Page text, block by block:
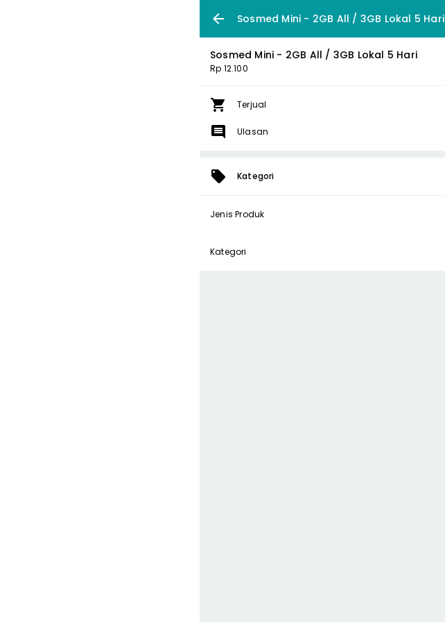
Sosmed Mini - 2GB All / 3GB Lokal 5 Hari
Sosmed Mini - 2GB All / 3GB Lokal 5 Hari
Rp 12.100
Terjual
Ulasan
Kategori
Jenis Produk
Kategori